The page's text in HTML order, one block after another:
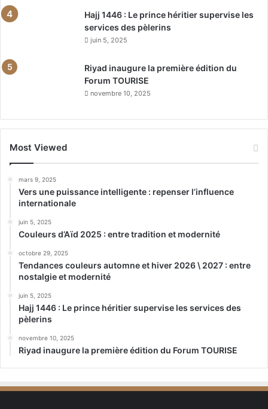
Hajj 1446 : Le prince héritier supervise les
services des pèlerins
juin 5, 2025
Riyad inaugure la première édition du
Forum TOURISE
novembre 10, 2025
Most Viewed
mars 9, 2025
Vers une puissance intelligente : repenser l’influence
internationale
juin 5, 2025
Couleurs d’Aïd 2025 : entre tradition et modernité
octobre 29, 2025
Tendances couleurs automne et hiver 2026 \ 2027 : entre
nostalgie et modernité
juin 5, 2025
Hajj 1446 : Le prince héritier supervise les services des
pèlerins
novembre 10, 2025
Riyad inaugure la première édition du Forum TOURISE